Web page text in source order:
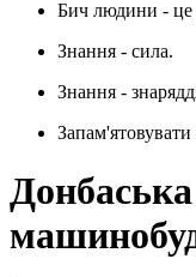
Бич людини - це
Знання - сила.
Знання -